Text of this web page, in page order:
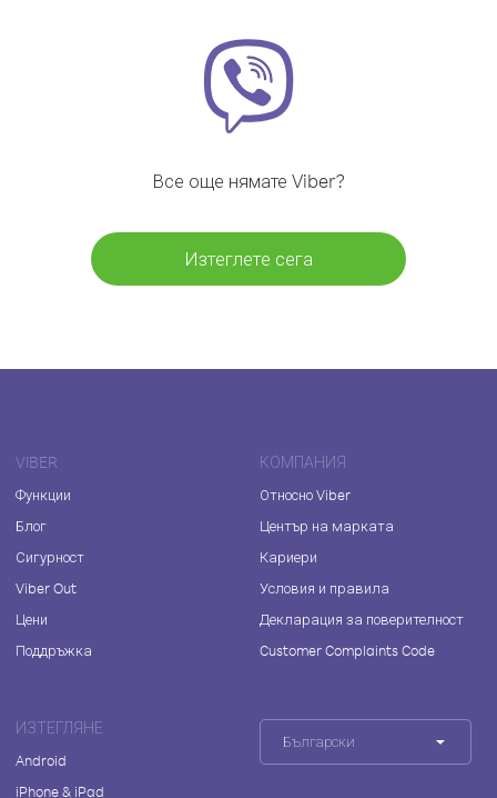
Все още нямате Viber?
Изтеглете сега
VIBER
Функции
Блог
Сигурност
Viber Out
Цени
Поддръжка
КОМПАНИЯ
Относно Viber
Център на марката
Кариери
Условия и правила
Декларация за поверителност
Customer Complaints Code
ИЗТЕГЛЯНЕ
Android
iPhone & iPad
Български